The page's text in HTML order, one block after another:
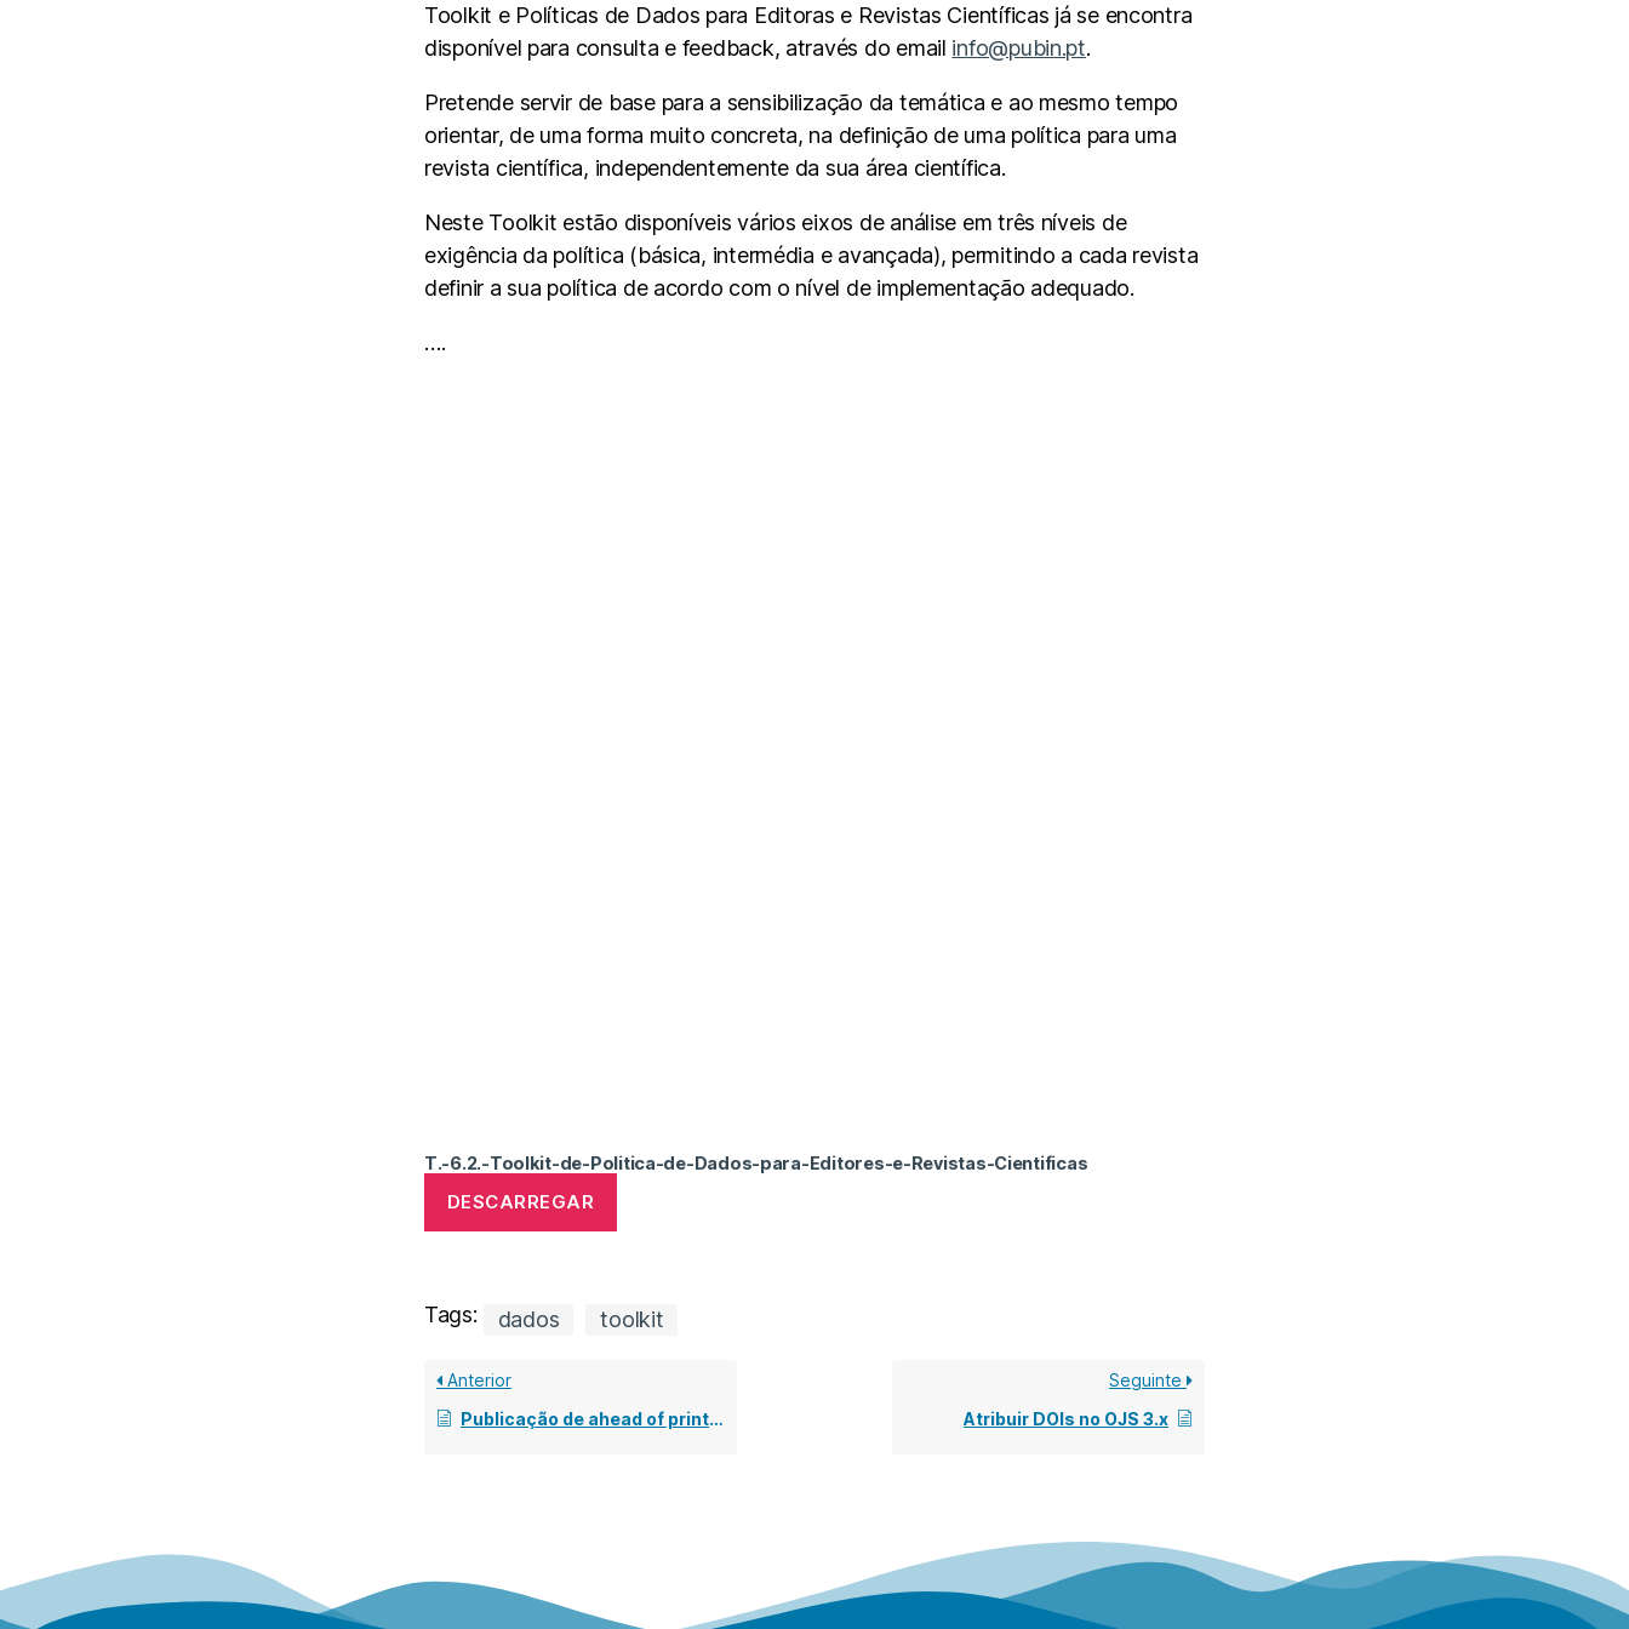
Toolkit e Políticas de Dados para Editoras e Revistas Científicas já se encontra
disponível para consulta e feedback, através do email info@pubin.pt.
Pretende servir de base para a sensibilização da temática e ao mesmo tempo
orientar, de uma forma muito concreta, na definição de uma política para uma
revista científica, independentemente da sua área científica.
Neste Toolkit estão disponíveis vários eixos de análise em três níveis de
exigência da política (básica, intermédia e avançada), permitindo a cada revista
definir a sua política de acordo com o nível de implementação adequado.
….
T.-6.2.-Toolkit-de-Politica-de-Dados-para-Editores-e-Revistas-Cientificas
DESCARREGAR
Tags: dados toolkit
Anterior
Publicação de ahead of print no SciELO Portugal
Seguinte
Atribuir DOIs no OJS 3.x